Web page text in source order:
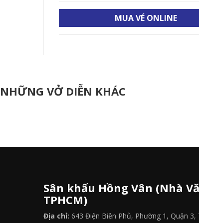
MUA VÉ ONLINE
NHỮNG VỞ DIỄN KHÁC
Sân khấu Hồng Vân (Nhà
TPHCM)
Địa chỉ: 643 Điện Biên Phủ, Phường 1, Quận 3,